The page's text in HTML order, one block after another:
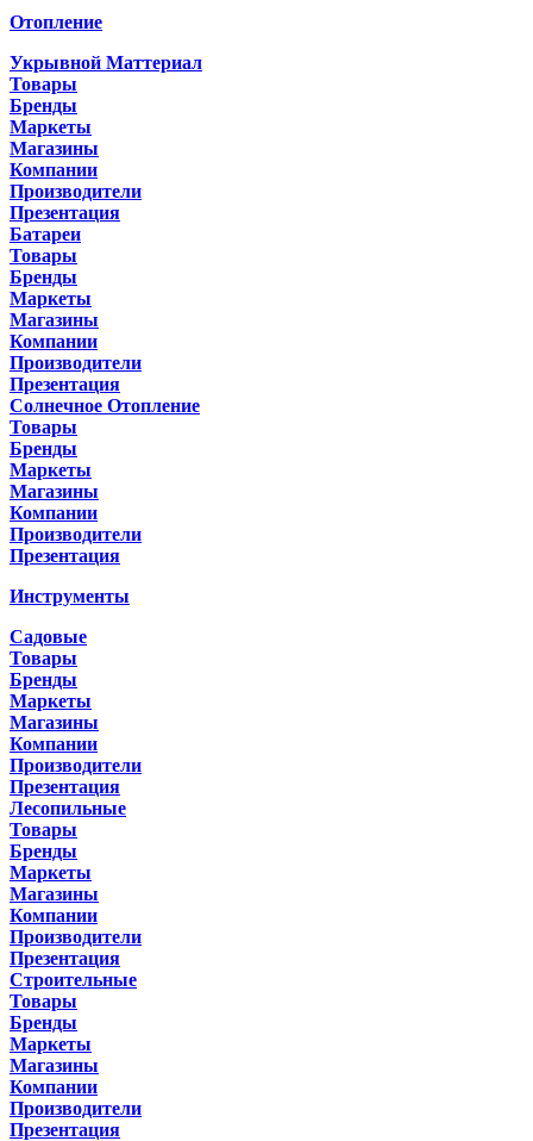
Отопление
Укрывной Маттериал
Товары
Бренды
Маркеты
Магазины
Компании
Производители
Презентация
Батареи
Товары
Бренды
Маркеты
Магазины
Компании
Производители
Презентация
Солнечное Отопление
Товары
Бренды
Маркеты
Магазины
Компании
Производители
Презентация
Инструменты
Садовые
Товары
Бренды
Маркеты
Магазины
Компании
Производители
Презентация
Лесопильные
Товары
Бренды
Маркеты
Магазины
Компании
Производители
Презентация
Строительные
Товары
Бренды
Маркеты
Магазины
Компании
Производители
Презентация